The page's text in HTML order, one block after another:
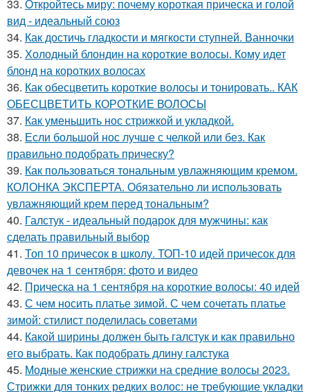
33. Откройтесь миру: почему короткая прическа и голой
вид - идеальный союз
34. Как достичь гладкости и мягкости ступней. Ванночки
35. Холодный блондин на короткие волосы. Кому идет
блонд на коротких волосах
36. Как обесцветить короткие волосы и тонировать.. КАК
ОБЕСЦВЕТИТЬ КОРОТКИЕ ВОЛОСЫ
37. Как уменьшить нос стрижкой и укладкой.
38. Если большой нос лучше с челкой или без. Как
правильно подобрать прическу?
39. Как пользоваться тональным увлажняющим кремом.
КОЛОНКА ЭКСПЕРТА. Обязательно ли использовать
увлажняющий крем перед тональным?
40. Галстук - идеальный подарок для мужчины: как
сделать правильный выбор
41. Топ 10 причесок в школу. ТОП-10 идей причесок для
девочек на 1 сентября: фото и видео
42. Прическа на 1 сентября на короткие волосы: 40 идей
43. С чем носить платье зимой. С чем сочетать платье
зимой: стилист поделилась советами
44. Какой ширины должен быть галстук и как правильно
его выбрать. Как подобрать длину галстука
45. Модные женские стрижки на средние волосы 2023.
Стрижки для тонких редких волос: не требующие укладки